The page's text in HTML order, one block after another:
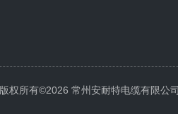
版权所有©2026 常州安耐特电缆有限